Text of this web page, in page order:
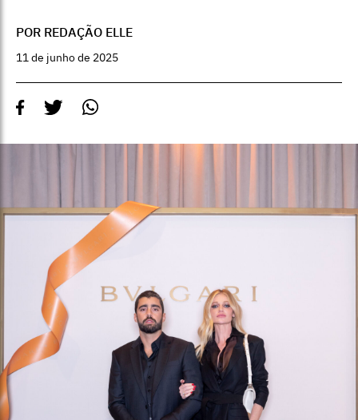
POR REDAÇÃO ELLE
11 de junho de 2025